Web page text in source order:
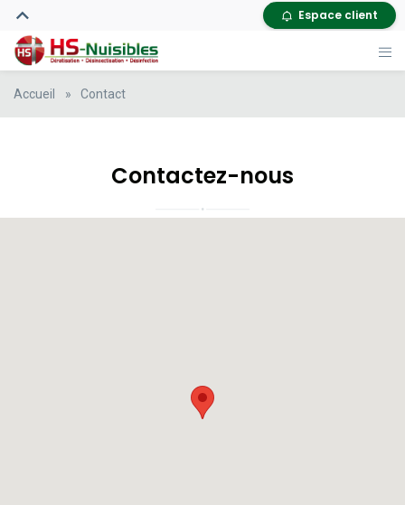
Espace client
Accueil » Contact
Contactez-nous